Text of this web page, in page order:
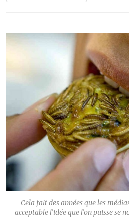
Cela fait des années que les
acceptable l’idée que l’on puisse se